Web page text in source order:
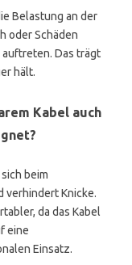
Belastung an der
oder Schäden
Das trägt
hält.
Kabel auch
beim
verhindert Knicke.
da das Kabel
eine
Einsatz.